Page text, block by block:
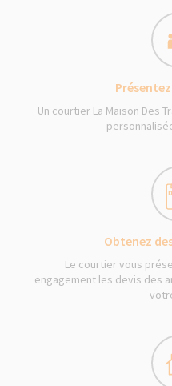
Un courtier La Maison Des
Obtenez
Le courtier vous
engagement les devis des